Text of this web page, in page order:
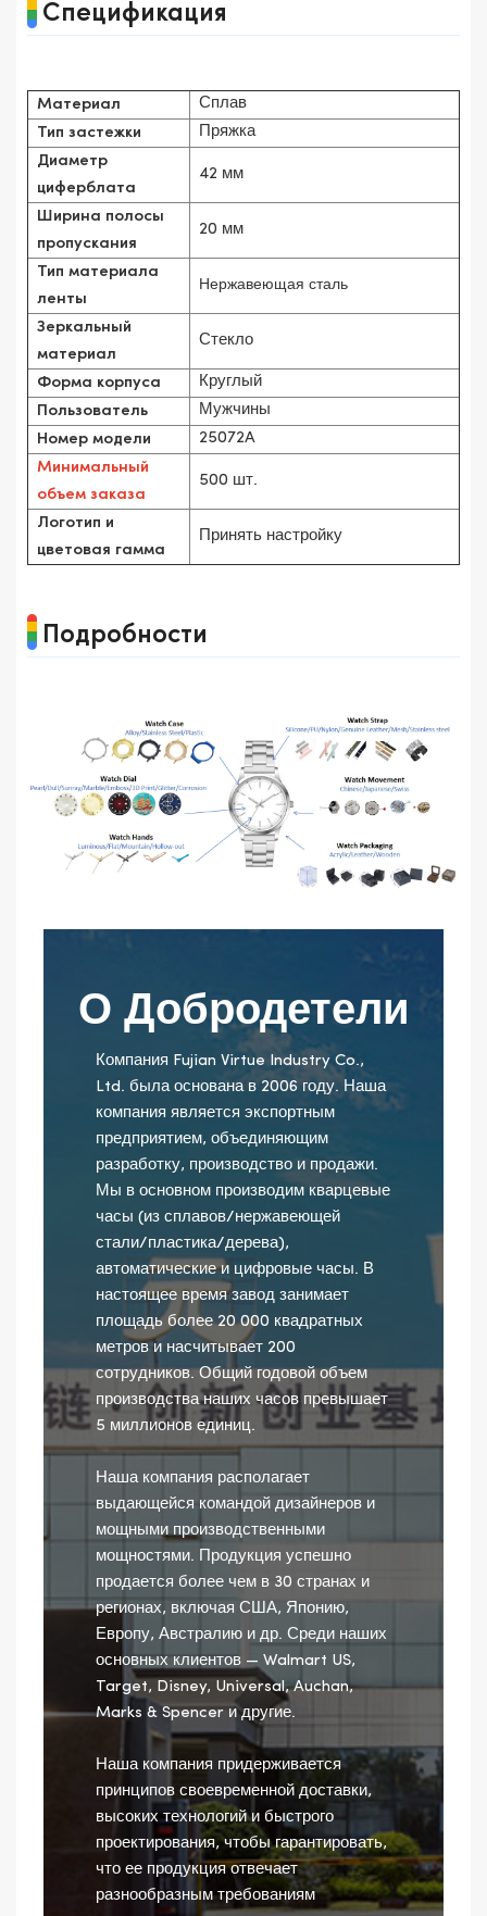
Спецификация
Материал Сплав
Тип застежки Пряжка
Диаметр
циферблата
42 мм
Ширина полосы
пропускания
20 мм
Тип материала
ленты
Нержавеющая сталь
Зеркальный
материал
Стекло
Форма корпуса Круглый
Пользователь Мужчины
Номер модели 25072A
Минимальный
объем заказа
500 шт.
Логотип и
цветовая гамма
Принять настройку
Подробности
О Добродетели
Компания Fujian Virtue Industry Co.,
Ltd. была основана в 2006 году. Наша
компания является экспортным
предприятием, объединяющим
разработку, производство и продажи.
Мы в основном производим кварцевые
часы (из сплавов/нержавеющей
стали/пластика/дерева),
автоматические и цифровые часы. В
настоящее время завод занимает
площадь более 20 000 квадратных
метров и насчитывает 200
сотрудников. Общий годовой объем
производства наших часов превышает
5 миллионов единиц.
Наша компания располагает
выдающейся командой дизайнеров и
мощными производственными
мощностями. Продукция успешно
продается более чем в 30 странах и
регионах, включая США, Японию,
Европу, Австралию и др. Среди наших
основных клиентов — Walmart US,
Target, Disney, Universal, Auchan,
Marks & Spencer и другие.
Наша компания придерживается
принципов своевременной доставки,
высоких технологий и быстрого
проектирования, чтобы гарантировать,
что ее продукция отвечает
разнообразным требованиям